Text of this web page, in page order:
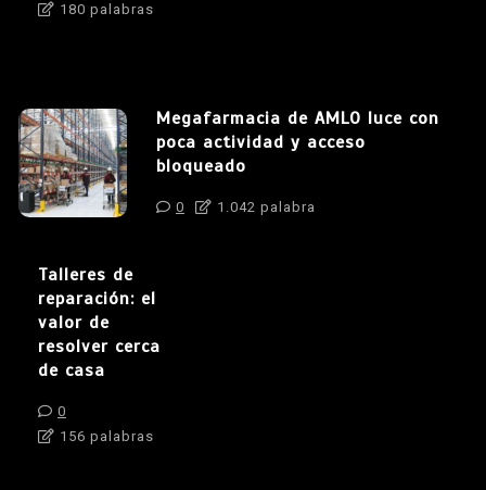
180 palabras
Megafarmacia de AMLO luce con
poca actividad y acceso
bloqueado
0 1.042 palabra
Talleres de
reparación: el
valor de
resolver cerca
de casa
0
156 palabras